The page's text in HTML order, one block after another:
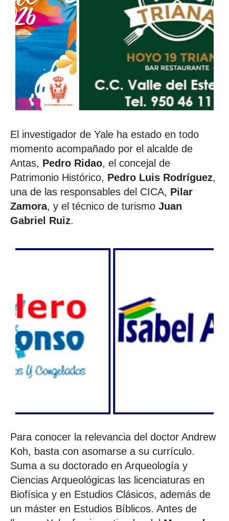
El investigador de Yale ha estado en todo
momento acompañado por el alcalde de
Antas, Pedro Ridao, el concejal de
Patrimonio Histórico, Pedro Luis Rodríguez,
una de las responsables del CICA, Pilar
Zamora, y el técnico de turismo Juan
Gabriel Ruiz.
Para conocer la relevancia del doctor Andrew
Koh, basta con asomarse a su currículo.
Suma a su doctorado en Arqueología y
Ciencias Arqueológicas las licenciaturas en
Biofísica y en Estudios Clásicos, además de
un máster en Estudios Bíblicos. Antes de